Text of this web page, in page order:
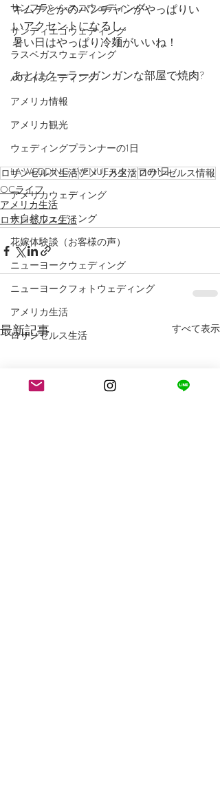
サンフランシスコウェディング
サンディエゴウェディング
ラスベガスウェディング
ハワイウェディング
アメリカ情報
アメリカ観光
ウェディングプランナーの1日
LA WEDDING AVENUEスタッフの1日
アメリカウェディング
大自然ウェディング
花嫁体験談（お客様の声）
ニューヨークウェディング
ニューヨークフォトウェディング
アメリカ生活
ロサンゼルス生活
キムチとかのパンチャンがやっぱりい
いアクセントになるし。
暑い日はやっぱり冷麺がいいね！
あとはクーラーガンガンな部屋で焼肉?
ロサンゼルス生活アメリカ生活ロサンゼルス情報
OCライフ
アメリカ生活
ロサンゼルス生活
最新記事 すべて表示